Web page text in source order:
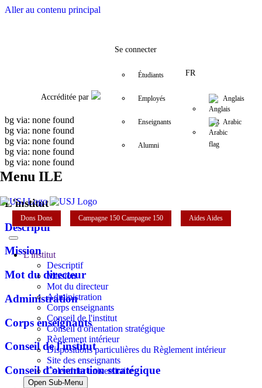
Aller au contenu principal
FacebookTwitter
Accréditée par
Se connecter
Étudiants
Employés
Enseignants
Alumni
FR
Anglais
Arabic
Menu ILE
Dons Dons Campagne 150 Campagne 150 AidesAides
L'institut
Descriptif
Mission
Mot du directeur
Administration
Corps enseignants
Conseil de l'institut
Conseil d'orientation stratégique
Règlement intérieur
Dispositions particulières du Règlement intérieur
Site des enseignants
Calendrier universitaire
Open Sub-Menu
bg via: none found
bg via: none found
bg via: none found
bg via: none found
bg via: none found
L'institut
Descriptif
Mission
Mot du directeur
Administration
Corps enseignants
Conseil de l'institut
Conseil d'orientation stratégique